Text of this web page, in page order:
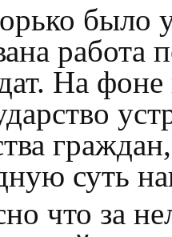
было
работа
На
суть
что за